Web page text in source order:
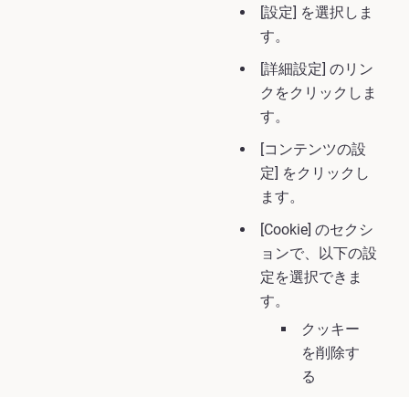
[設定] を選択しま
す。
[詳細設定] のリン
クをクリックしま
す。
[コンテンツの設
定] をクリックし
ます。
[Cookie] のセクシ
ョンで、以下の設
定を選択できま
す。
クッキー
を削除す
る